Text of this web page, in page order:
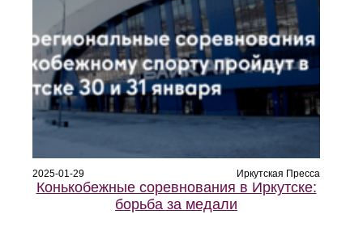
2025-01-29 Иркутская Пресса
Конькобежные соревнования в Иркутске:
борьба за медали